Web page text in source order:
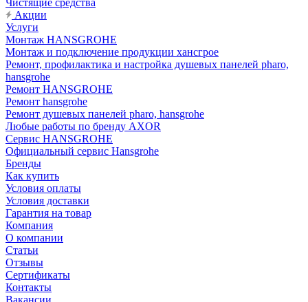
Чистящие средства
Акции
Услуги
Монтаж HANSGROHE
Монтаж и подключение продукции хансгрое
Ремонт, профилактика и настройка душевых панелей pharo,
hansgrohe
Ремонт HANSGROHE
Ремонт hansgrohe
Ремонт душевых панелей pharo, hansgrohe
Любые работы по бренду AXOR
Сервис HANSGROHE
Официальный сервис Hansgrohe
Бренды
Как купить
Условия оплаты
Условия доставки
Гарантия на товар
Компания
О компании
Статьи
Отзывы
Сертификаты
Контакты
Вакансии